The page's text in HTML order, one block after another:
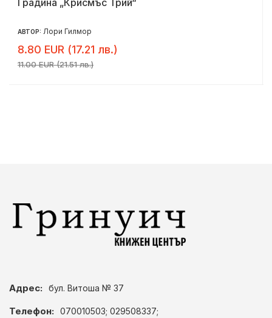
Градина „Крисмъс Трий“
АВТОР: Лори Гилмор
8.80 EUR (17.21 лв.)
11.00 EUR (21.51 лв.)
Адрес: бул. Витоша № 37
Телефон: 070010503; 029508337;